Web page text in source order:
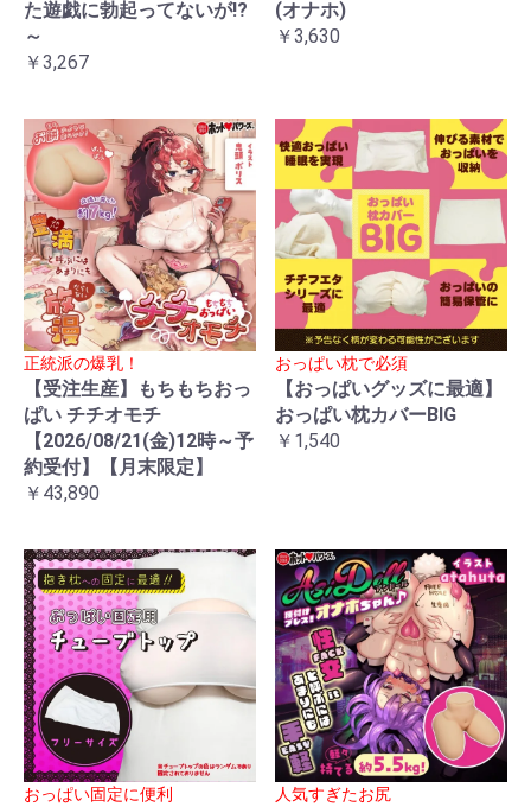
た遊戯に勃起ってないが!?
～
￥3,267
(オナホ)
￥3,630
正統派の爆乳！
【受注生産】もちもちおっ
ぱい チチオモチ
【2026/08/21(金)12時～予
約受付】【月末限定】
￥43,890
おっぱい枕で必須
【おっぱいグッズに最適】
おっぱい枕カバーBIG
￥1,540
おっぱい固定に便利 人気すぎたお尻